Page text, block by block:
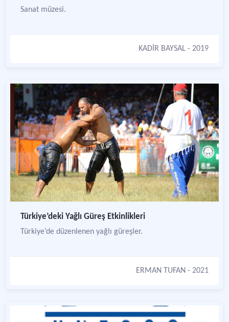
Sanat müzesi.
KADİR BAYSAL - 2019
Türkiye’deki Yağlı Güreş Etkinlikleri
Türkiye’de düzenlenen yağlı güreşler.
ERMAN TUFAN - 2021